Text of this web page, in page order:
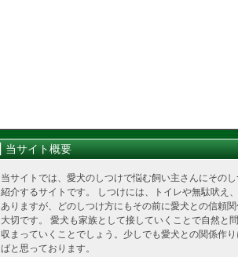
当サイト概要
当サイトでは、愛犬のしつけで悩む飼い主さんにその
紹介するサイトです。 しつけには、トイレや無駄吠え
ありますが、どのしつけ方にもその前に愛犬との信頼
大切です。 愛犬も家族として接していくことで自然と
収まっていくことでしょう。少しでも愛犬との関係作
ばと思っております。